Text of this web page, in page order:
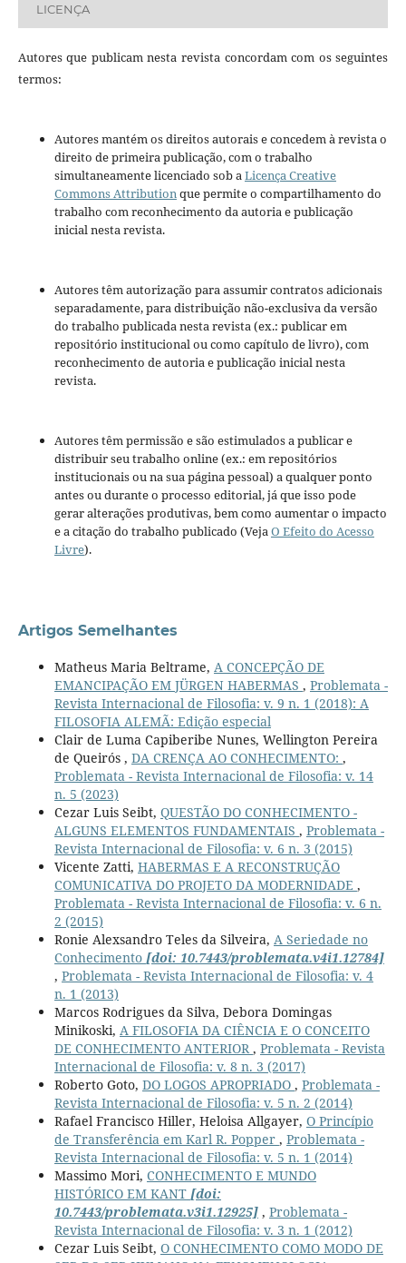
LICENÇA
Autores que publicam nesta revista concordam com os seguintes
termos:
Autores mantém os direitos autorais e concedem à revista o
direito de primeira publicação, com o trabalho
simultaneamente licenciado sob aLicença Creative
Commons Attributionque permite o compartilhamento do
trabalho com reconhecimento da autoria e publicação
inicial nesta revista.
Autores têm autorização para assumir contratos adicionais
separadamente, para distribuição não-exclusiva da versão
do trabalho publicada nesta revista (ex.: publicar em
repositório institucional ou como capítulo de livro), com
reconhecimento de autoria e publicação inicial nesta
revista.
Autores têm permissão e são estimulados a publicar e
distribuir seu trabalho online (ex.: em repositórios
institucionais ou na sua página pessoal) a qualquer ponto
antes ou durante o processo editorial, já que isso pode
gerar alterações produtivas, bem como aumentar o impacto
e a citação do trabalho publicado (VejaO Efeito do Acesso
Livre).
Artigos Semelhantes
Matheus Maria Beltrame, A CONCEPÇÃO DE
EMANCIPAÇÃO EM JÜRGEN HABERMAS , Problemata -
Revista Internacional de Filosofia: v. 9 n. 1 (2018): A
FILOSOFIA ALEMÃ: Edição especial
Clair de Luma Capiberibe Nunes, Wellington Pereira
de Queirós , DA CRENÇA AO CONHECIMENTO: ,
Problemata - Revista Internacional de Filosofia: v. 14
n. 5 (2023)
Cezar Luis Seibt, QUESTÃO DO CONHECIMENTO -
ALGUNS ELEMENTOS FUNDAMENTAIS , Problemata -
Revista Internacional de Filosofia: v. 6 n. 3 (2015)
Vicente Zatti, HABERMAS E A RECONSTRUÇÃO
COMUNICATIVA DO PROJETO DA MODERNIDADE ,
Problemata - Revista Internacional de Filosofia: v. 6 n.
2 (2015)
Ronie Alexsandro Teles da Silveira, A Seriedade no
Conhecimento [doi: 10.7443/problemata.v4i1.12784]
, Problemata - Revista Internacional de Filosofia: v. 4
n. 1 (2013)
Marcos Rodrigues da Silva, Debora Domingas
Minikoski, A FILOSOFIA DA CIÊNCIA E O CONCEITO
DE CONHECIMENTO ANTERIOR, Problemata - Revista
Internacional de Filosofia: v. 8 n. 3 (2017)
Roberto Goto, DO LOGOS APROPRIADO , Problemata -
Revista Internacional de Filosofia: v. 5 n. 2 (2014)
Rafael Francisco Hiller, Heloisa Allgayer, O Princípio
de Transferência em Karl R. Popper , Problemata -
Revista Internacional de Filosofia: v. 5 n. 1 (2014)
Massimo Mori, CONHECIMENTO E MUNDO
HISTÓRICO EM KANT [doi:
10.7443/problemata.v3i1.12925], Problemata -
Revista Internacional de Filosofia: v. 3 n. 1 (2012)
Cezar Luis Seibt, O CONHECIMENTO COMO MODO DE